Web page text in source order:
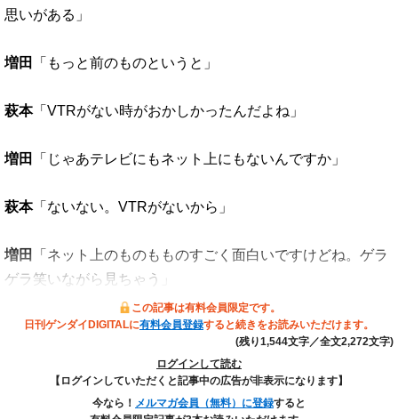
思いがある」
増田 「もっと前のものというと」
萩本「VTRがない時がおかしかったんだよね」
増田 「じゃあテレビにもネット上にもないんですか」
萩本「ないない。VTRがないから」
増田
「ネット上のものもものすごく面白いですけどね。ゲラ
ゲラ笑いながら見ちゃう」
この記事は有料会員限定です。
日刊ゲンダイDIGITALに有料会員登録すると続きをお読みいただけます。
(残り1,544文字／全文2,272文字)
ログインして読む
【ログインしていただくと記事中の広告が非表示になります】
今なら！ メルマガ会員（無料）に登録すると